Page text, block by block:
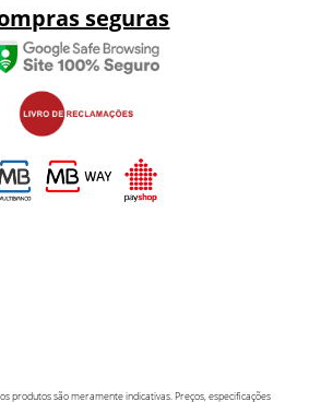
seguras
produtos são meramente indicativas. Preços, especificações